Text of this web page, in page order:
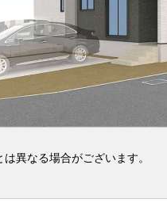
異なる場合がございます。